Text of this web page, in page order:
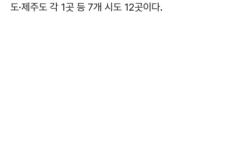
도·제주도 각 1곳 등 7개 시도 12곳이다.